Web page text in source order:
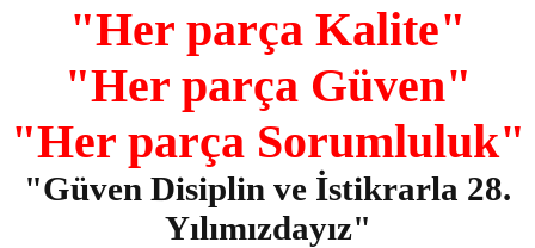
"Her parça Kalite"
"Her parça Güven"
"Her parça Sorumluluk"
"Güven Disiplin ve İstikrarla 28.
Yılımızdayız"